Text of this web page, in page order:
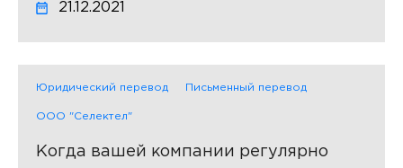
21.12.2021
Юридический перевод Письменный перевод
ООО "Селектел"
Когда вашей компании регулярно